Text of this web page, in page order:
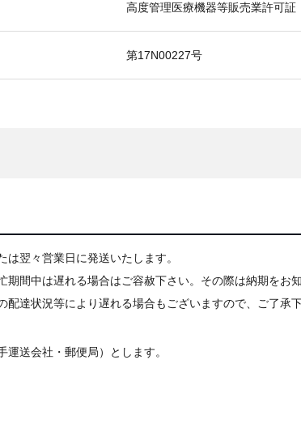
高度管理医療機器等販売業許可証
第17N00227号
翌々営業日に発送いたします。
期間中は遅れる場合はご容赦下さい。その際は納期をお知
配達状況等により遅れる場合もございますので、ご了承下
送会社・郵便局）とします。